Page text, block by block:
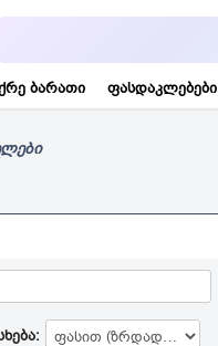
ბარათი ფასდაკლებები